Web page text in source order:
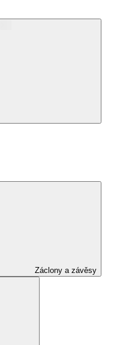
Záclony a závěsy